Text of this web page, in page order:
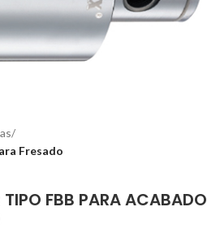
Fresado
TIPO FBB PARA ACABADO